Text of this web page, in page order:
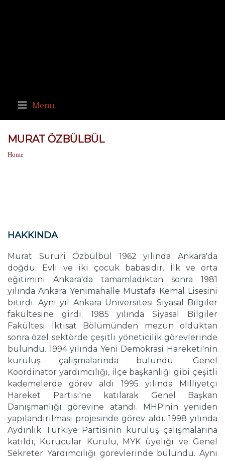
Menu
MURAT ÖZBÜLBÜL
Home
HAKKINDA
Murat Sururi Özbülbül 1962 yılında Ankara'da
doğdu. Evli ve iki çocuk babasıdır. İlk ve orta
eğitimini Ankara'da tamamladıktan sonra 1981
yılında Ankara Yenimahalle Mustafa Kemal Lisesini
bitirdi. Aynı yıl Ankara Üniversitesi Siyasal Bilgiler
fakültesine girdi. 1985 yılında Siyasal Bilgiler
Fakültesi İktisat Bölümünden mezun olduktan
sonra özel sektörde çeşitli yöneticilik görevlerinde
bulundu. 1994 yılında Yeni Demokrasi Hareketi'nin
kuruluş çalışmalarında bulundu. Genel
Koordinatör yardımcılığı, ilçe başkanlığı gibi çeşitli
kademelerde görev aldı 1995 yılında Milliyetçi
Hareket Partisi'ne katılarak Genel Başkan
Danışmanlığı görevine atandı. MHP'nin yeniden
yapılandırılması projesinde görev aldı. 1998 yılında
Aydınlık Türkiye Partisinin kuruluş çalışmalarına
katıldı, Kurucular Kurulu, MYK üyeliği ve Genel
Sekreter Yardımcılığı görevlerinde bulundu. Aynı